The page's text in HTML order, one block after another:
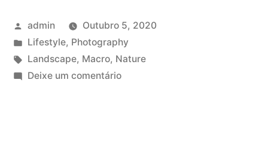
elit
pharetra
augue
Publicado
por
admin
Outubro 5, 2020
Publicado
em
Lifestyle, Photography
Etiquetas:
Landscape, Macro, Nature
Deixe um comentárioem